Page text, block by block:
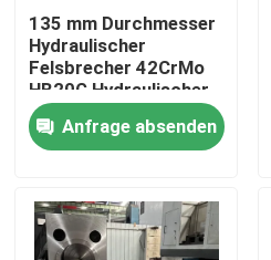
Haus
VR Show
135 mm Durchmesser
Hydraulischer
Felsbrecher 42CrMo
HB20G Hydraulischer
Felsbrecher Zylinder
Fels DS13C Hammer
Ersatzteile
Anfrage absenden